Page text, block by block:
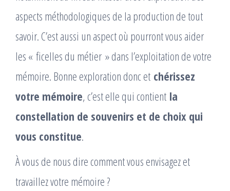
aspects méthodologiques de la production de tout
savoir. C’est aussi un aspect où pourront vous aider
les « ficelles du métier » dans l’exploitation de votre
mémoire. Bonne exploration donc et chérissez
votre mémoire, c’est elle qui contient la
constellation de souvenirs et de choix qui
vous constitue.
À vous de nous dire comment vous envisagez et
travaillez votre mémoire ?